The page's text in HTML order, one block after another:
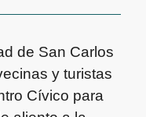
de San Carlos
y turistas
Cívico para